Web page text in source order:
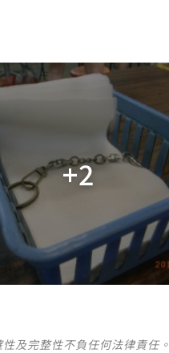
+2
及完整性不負任何法律責任。